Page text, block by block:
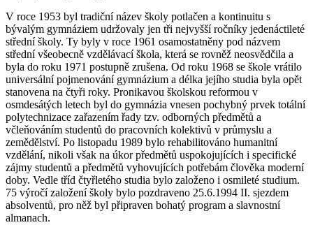
V roce 1953 byl tradiční název školy potlačen a kontinuitu s
bývalým gymnáziem udržovaly jen tři nejvyšší ročníky jedenáctileté
střední školy. Ty byly v roce 1961 osamostatněny pod názvem
střední všeobecně vzdělávací škola, která se rovněž neosvědčila a
byla do roku 1971 postupně zrušena. Od roku 1968 se škole vrátilo
universální pojmenování gymnázium a délka jejího studia byla opět
stanovena na čtyři roky. Pronikavou školskou reformou v
osmdesátých letech byl do gymnázia vnesen pochybný prvek totální
polytechnizace zařazením řady tzv. odborných předmětů a
včleňováním studentů do pracovních kolektivů v průmyslu a
zemědělství. Po listopadu 1989 bylo rehabilitováno humanitní
vzdělání, nikoli však na úkor předmětů uspokojujících i specifické
zájmy studentů a předmětů vyhovujících potřebám člověka moderní
doby. Vedle tříd čtyřletého studia bylo založeno i osmileté studium.
75 výročí založení školy bylo pozdraveno 25.6.1994 II. sjezdem
absolventů, pro něž byl připraven bohatý program a slavnostní
almanach.